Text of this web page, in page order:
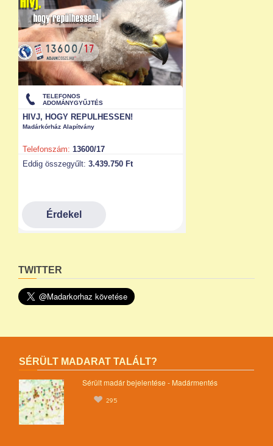
TWITTER
SÉRÜLT MADARAT TALÁLT?
Sérült madár bejelentése - Madármentés
295